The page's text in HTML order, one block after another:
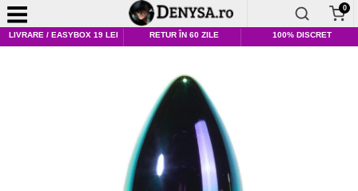
0
LIVRARE / EASYBOX 19 LEI RETUR ÎN 60 ZILE 100% DISCRET